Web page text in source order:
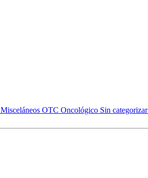
Misceláneos OTC Oncológico Sin categorizar